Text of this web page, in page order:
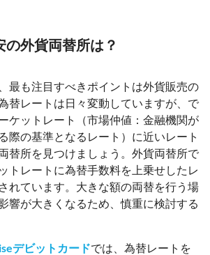
の外貨両替所は？
最も注目すべきポイントは外貨販売の
替レートは日々変動していますが、で
ケットレート（市場仲値：金融機関が
際の基準となるレート）に近いレート
替所を見つけましょう。外貨両替所で
トレートに為替手数料を上乗せしたレ
れています。大きな額の両替を行う場
響が大きくなるため、慎重に検討する
デビットカードでは、為替レートを